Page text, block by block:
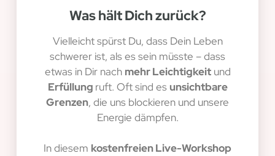
Was hält Dich zurück?
Vielleicht spürst Du, dass Dein Leben
schwerer ist, als es sein müsste – dass
etwas in Dir nach mehr Leichtigkeitund
Erfüllung ruft. Oft sind es unsichtbare
Grenzen, die uns blockieren und unsere
Energie dämpfen.
In diesem kostenfreien Live-Workshop